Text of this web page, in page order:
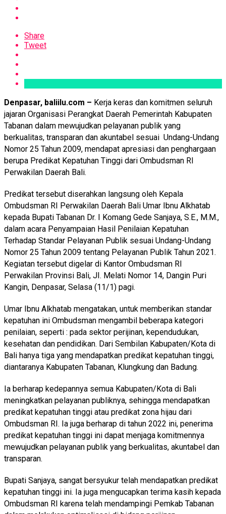
Share
Tweet
Denpasar, baliilu.com – Kerja keras dan komitmen seluruh
jajaran Organisasi Perangkat Daerah Pemerintah Kabupaten
Tabanan dalam mewujudkan pelayanan publik yang
berkualitas, transparan dan akuntabel sesuai Undang-Undang
Nomor 25 Tahun 2009, mendapat apresiasi dan penghargaan
berupa Predikat Kepatuhan Tinggi dari Ombudsman RI
Perwakilan Daerah Bali.
Predikat tersebut diserahkan langsung oleh Kepala
Ombudsman RI Perwakilan Daerah Bali Umar Ibnu Alkhatab
kepada Bupati Tabanan Dr. I Komang Gede Sanjaya, S.E., M.M.,
dalam acara Penyampaian Hasil Penilaian Kepatuhan
Terhadap Standar Pelayanan Publik sesuai Undang-Undang
Nomor 25 Tahun 2009 tentang Pelayanan Publik Tahun 2021.
Kegiatan tersebut digelar di Kantor Ombudsman RI
Perwakilan Provinsi Bali, JI. Melati Nomor 14, Dangin Puri
Kangin, Denpasar, Selasa (11/1) pagi.
Umar Ibnu Alkhatab mengatakan, untuk memberikan standar
kepatuhan ini Ombudsman mengambil beberapa kategori
penilaian, seperti : pada sektor perijinan, kependudukan,
kesehatan dan pendidikan. Dari Sembilan Kabupaten/Kota di
Bali hanya tiga yang mendapatkan predikat kepatuhan tinggi,
diantaranya Kabupaten Tabanan, Klungkung dan Badung.
Ia berharap kedepannya semua Kabupaten/Kota di Bali
meningkatkan pelayanan publiknya, sehingga mendapatkan
predikat kepatuhan tinggi atau predikat zona hijau dari
Ombudsman RI. Ia juga berharap di tahun 2022 ini, penerima
predikat kepatuhan tinggi ini dapat menjaga komitmennya
mewujudkan pelayanan publik yang berkualitas, akuntabel dan
transparan.
Bupati Sanjaya, sangat bersyukur telah mendapatkan predikat
kepatuhan tinggi ini. Ia juga mengucapkan terima kasih kepada
Ombudsman RI karena telah mendampingi Pemkab Tabanan